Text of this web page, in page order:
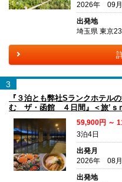
2026年 09
出発地
埼玉県 東京
3
『３泊とも弊社Sランクホテ
む ザ・函館 ４日間』＜旅’ｓ
59,900円 ～
3泊4日
出発月
2026年 08
出発地